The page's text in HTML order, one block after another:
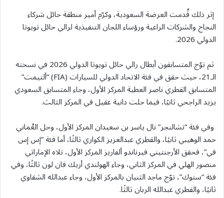
إثر ذلك قُدمت العرضة السعودية، وكرّم أمير منطقة حائل شركاء
النجاح والشركات الراعية ورؤساء اللجان التنفيذية لرالي حائل تويوتا
الدولي 2026.
ثم توّج المتسابقون أبطال رالي حائل تويوتا الدولي 2026 في نسخته
الـ21، حيث حقق في فئة الاتحاد الدولي للسيارات (FIA) “ألتيمت”
المتسابق القطري ناصر العطية المركز الأول، وجاء المتسابق السعودي
يزيد الراجحي ثانيًا، فيما حلت دانية عقيل في المركز الثالث.
وفي فئة “تشالنجر” نال ياسر بن سعيدان المركز الأول، وحل العُماني
حمد الوهيبي ثانيًا، والقطري عبدالعزيز الكواري ثالثًا، أما فئة “إس إس
في”، فحقق الأرجنتيني فيرناندو ألفاريز المركز الأول، تلاه الإماراتي
منصور الهلي في المركز الثاني، وجاء الهولندي أريك فان لون ثالثًا، وفي
فئة “ستوك”، توّج ماجد الثنيان بالمركز الأول، وجاء عبدالله الشقاوي
ثانيًا، والقطري عبدالله الربان ثالثًا.